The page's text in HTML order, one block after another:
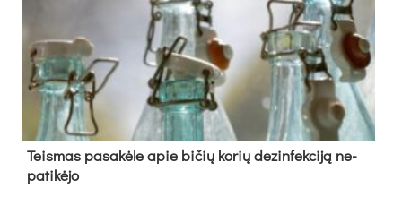
Teis­mas pa­sa­kė­le apie bi­čių ko­rių de­zin­fek­ci­ją ne­
pa­ti­kė­jo